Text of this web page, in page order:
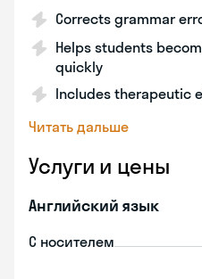
Corrects grammar
Helps students
quickly
Includes therapeutic
Читать дальше
Услуги и цены
Английский язык
С носителем